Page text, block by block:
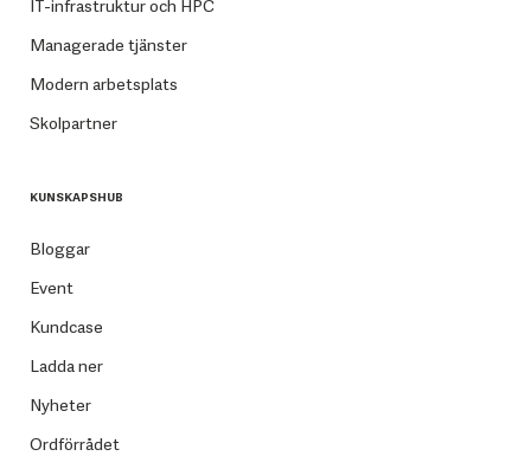
IT-infrastruktur och HPC
Managerade tjänster
Modern arbetsplats
Skolpartner
KUNSKAPSHUB
Bloggar
Event
Kundcase
Ladda ner
Nyheter
Ordförrådet